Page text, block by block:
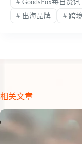
#GoodsFox每日资讯
#出海品牌 #跨
相关文章